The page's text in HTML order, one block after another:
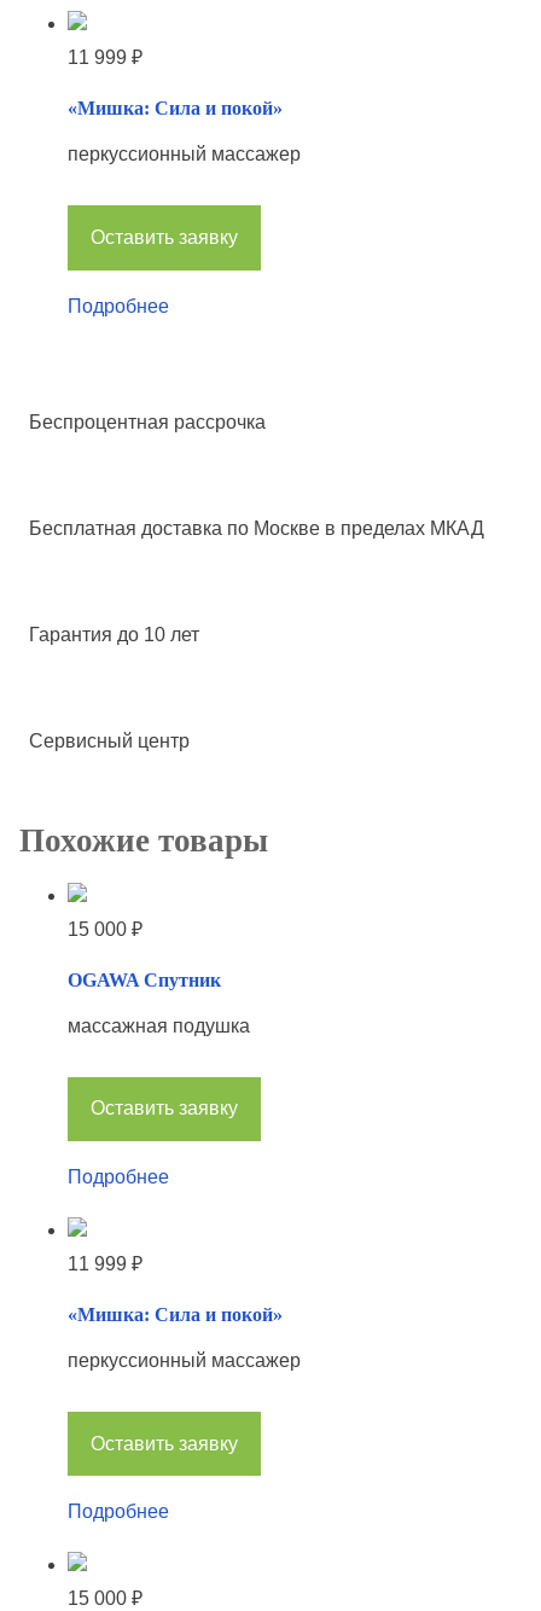
11 999 ₽
«Мишка: Сила и покой»
перкуссионный массажер
Оставить заявку
Подробнее
Беспроцентная рассрочка
Бесплатная доставка по Москве в пределах МКАД
Гарантия до 10 лет
Сервисный центр
Похожие товары
15 000 ₽
OGAWA Спутник
массажная подушка
Оставить заявку
Подробнее
11 999 ₽
«Мишка: Сила и покой»
перкуссионный массажер
Оставить заявку
Подробнее
15 000 ₽